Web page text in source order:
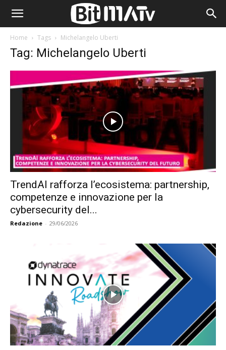
Home Tags Michelangelo Uberti
Tag: Michelangelo Uberti
TrendAI rafforza l’ecosistema: partnership,
competenze e innovazione per la
cybersecurity del...
Redazione - 29/06/2026